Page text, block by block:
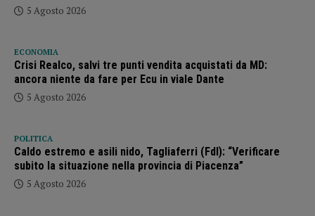
5 Agosto 2026
ECONOMIA
Crisi Realco, salvi tre punti vendita acquistati da MD:
ancora niente da fare per Ecu in viale Dante
5 Agosto 2026
POLITICA
Caldo estremo e asili nido, Tagliaferri (FdI): “Verificare
subito la situazione nella provincia di Piacenza”
5 Agosto 2026